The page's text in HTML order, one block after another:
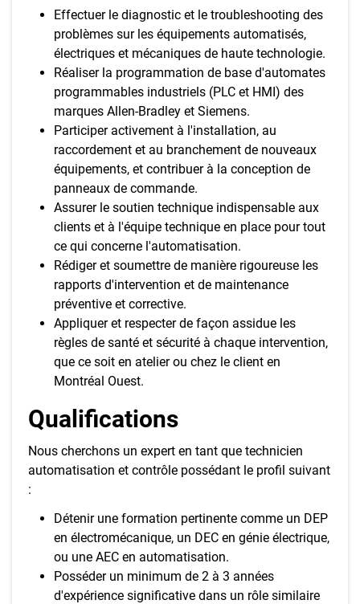
Effectuer le diagnostic et le troubleshooting des
problèmes sur les équipements automatisés,
électriques et mécaniques de haute technologie.
Réaliser la programmation de base d'automates
programmables industriels (PLC et HMI) des
marques Allen-Bradley et Siemens.
Participer activement à l'installation, au
raccordement et au branchement de nouveaux
équipements, et contribuer à la conception de
panneaux de commande.
Assurer le soutien technique indispensable aux
clients et à l'équipe technique en place pour tout
ce qui concerne l'automatisation.
Rédiger et soumettre de manière rigoureuse les
rapports d'intervention et de maintenance
préventive et corrective.
Appliquer et respecter de façon assidue les
règles de santé et sécurité à chaque intervention,
que ce soit en atelier ou chez le client en
Montréal Ouest.
Qualifications
Nous cherchons un expert en tant que technicien
automatisation et contrôle possédant le profil suivant
:
Détenir une formation pertinente comme un DEP
en électromécanique, un DEC en génie électrique,
ou une AEC en automatisation.
Posséder un minimum de 2 à 3 années
d'expérience significative dans un rôle similaire